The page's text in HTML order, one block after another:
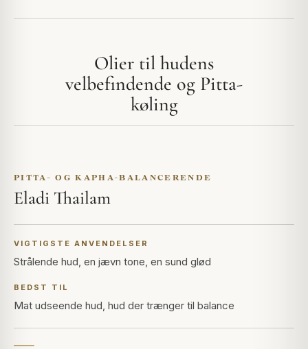
Olier til hudens
velbefindende og Pitta-
køling
PITTA- OG KAPHA-BALANCERENDE
Eladi Thailam
VIGTIGSTE ANVENDELSER
Strålende hud, en jævn tone, en sund glød
BEDST TIL
Mat udseende hud, hud der trænger til balance